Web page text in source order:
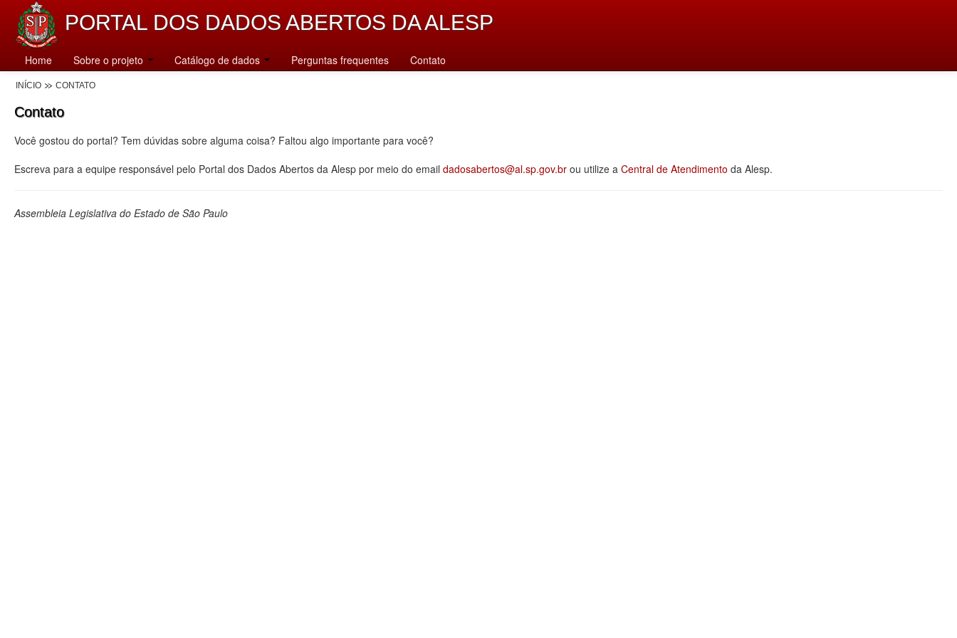
PORTAL DOS DADOS ABERTOS DA ALESP
Home Sobre o projeto Catálogo de dados Perguntas frequentes Contato
INÍCIO CONTATO
Contato
Você gostou do portal? Tem dúvidas sobre alguma coisa? Faltou algo importante para você?
Escreva para a equipe responsável pelo Portal dos Dados Abertos da Alesp por meio do email dadosabertos@al.sp.gov.br ou utilize a Central de Atendimento da Alesp.
Assembleia Legislativa do Estado de São Paulo